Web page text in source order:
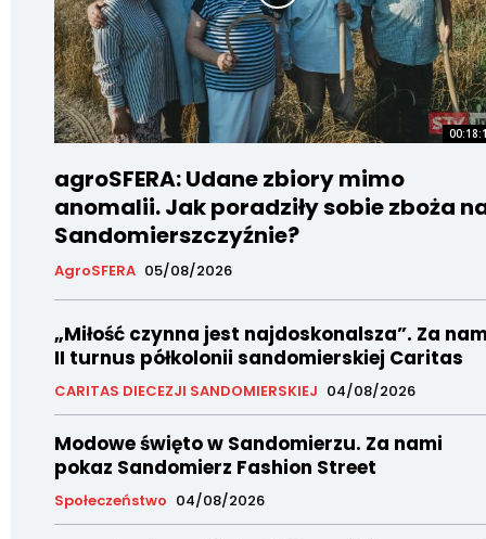
agroSFERA: Udane zbiory mimo
anomalii. Jak poradziły sobie zboża
Sandomierszczyźnie?
AgroSFERA 05/08/2026
„Miłość czynna jest najdoskonalsza”. Za
II turnus półkolonii sandomierskiej Caritas
CARITAS DIECEZJI SANDOMIERSKIEJ 04/08/2026
Modowe święto w Sandomierzu. Za nami
pokaz Sandomierz Fashion Street
Społeczeństwo 04/08/2026